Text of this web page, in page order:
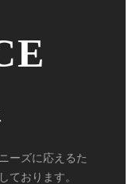
ーズに応えるた
ております。